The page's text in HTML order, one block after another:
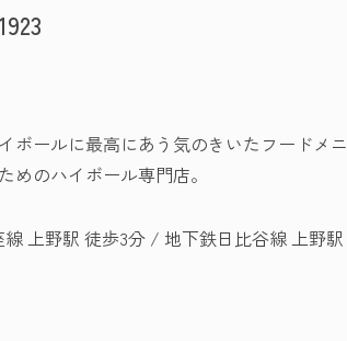
ボールに最高にあう気のきいたフードメニ
めのハイボール専門店。
上野駅 徒歩3分 / 地下鉄日比谷線 上野駅